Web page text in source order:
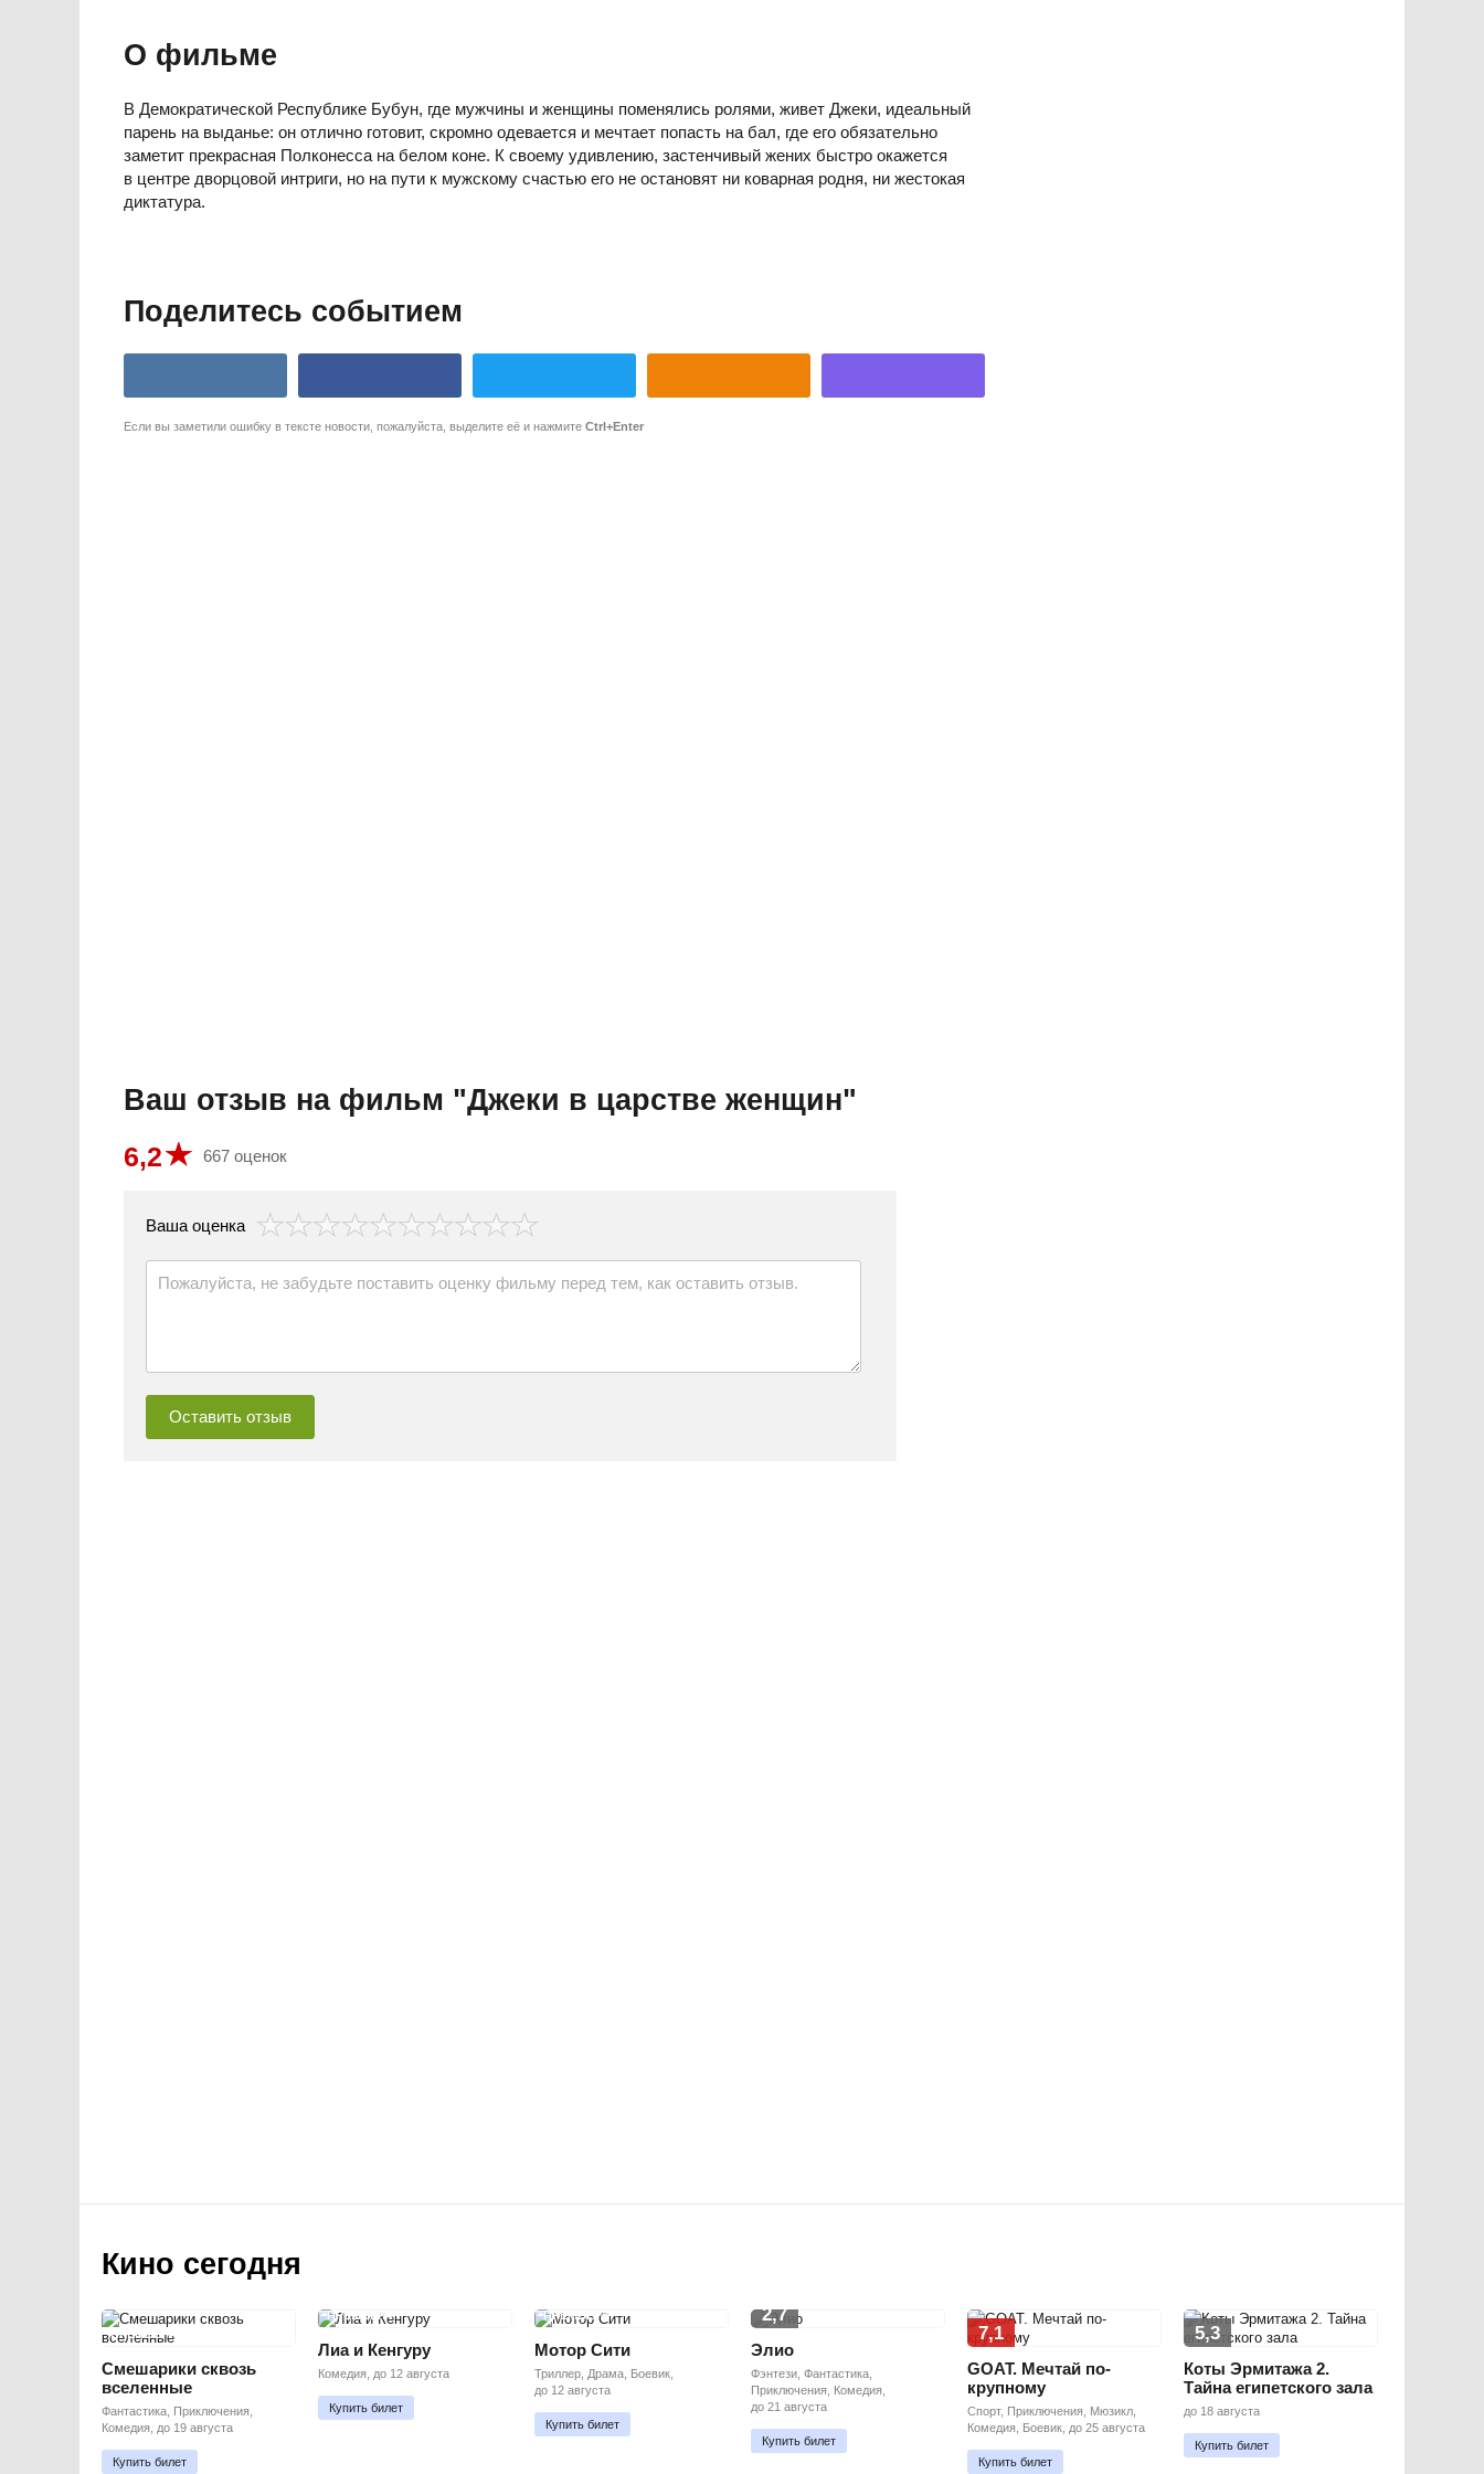
О фильме
В Демократической Республике Бубун, где мужчины и женщины поменялись ролями, живет Джеки, идеальный
парень на выданье: он отлично готовит, скромно одевается и мечтает попасть на бал, где его обязательно
заметит прекрасная Полконесса на белом коне. К своему удивлению, застенчивый жених быстро окажется
в центре дворцовой интриги, но на пути к мужскому счастью его не остановят ни коварная родня, ни жестокая
диктатура.
Поделитесь событием
Если вы заметили ошибку в тексте новости, пожалуйста, выделите её и нажмите Ctrl+Enter
Ваш отзыв на фильм "Джеки в царстве женщин"
6,2 667 оценок
Ваша оценка
Кино сегодня
ПРЕМЬЕРА
Смешарики сквозь
вселенные
Фантастика, Приключения,
Комедия, до 19 августа
Купить билет
ПРЕМЬЕРА
Лиа и Кенгуру
Комедия, до 12 августа
Купить билет
ПРЕМЬЕРА
Мотор Сити
Триллер, Драма, Боевик,
до 12 августа
Купить билет
2,7
Элио
Фэнтези, Фантастика,
Приключения, Комедия,
до 21 августа
Купить билет
7,1
GOAT. Мечтай по-
крупному
Спорт, Приключения, Мюзикл,
Комедия, Боевик, до 25 августа
Купить билет
5,3
Коты Эрмитажа 2.
Тайна египетского зала
до 18 августа
Купить билет